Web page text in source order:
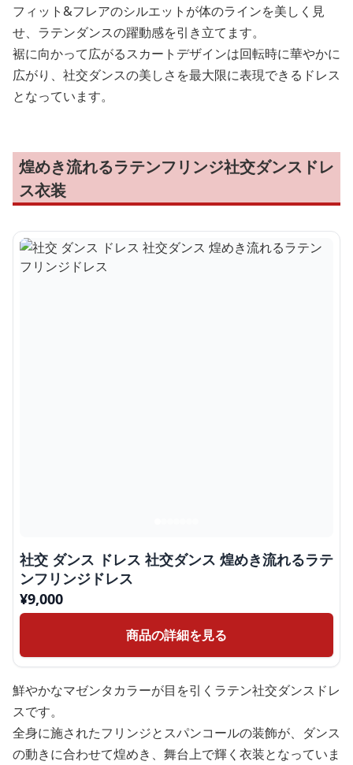
フィット&フレアのシルエットが体のラインを美しく見
せ、ラテンダンスの躍動感を引き立てます。
裾に向かって広がるスカートデザインは回転時に華やかに
広がり、社交ダンスの美しさを最大限に表現できるドレス
となっています。
煌めき流れるラテンフリンジ社交ダンスドレ
ス衣装
社交 ダンス ドレス 社交ダンス 煌めき流れるラテ
ンフリンジドレス
¥9,000
商品の詳細を見る
鮮やかなマゼンタカラーが目を引くラテン社交ダンスドレ
スです。
全身に施されたフリンジとスパンコールの装飾が、ダンス
の動きに合わせて煌めき、舞台上で輝く衣装となっていま